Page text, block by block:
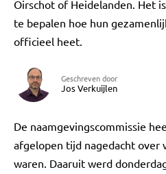
Oirschot of Heidelanden. Het
te bepalen hoe hun
officieel heet.
Geschreven door
Jos Verkuijlen
De naamgevingscommissie
afgelopen tijd nagedacht over
waren. Daaruit werd